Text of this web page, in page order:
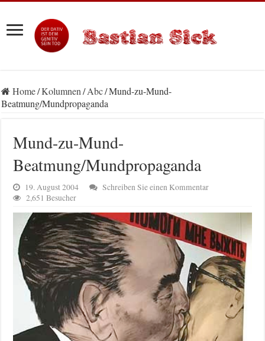
Home/Kolumnen/Abc/Mund-zu-Mund-
Beatmung/Mundpropaganda
Mund-zu-Mund-
Beatmung/Mundpropaganda
19. August 2004
Schreiben Sie einen Kommentar
2,651 Besucher